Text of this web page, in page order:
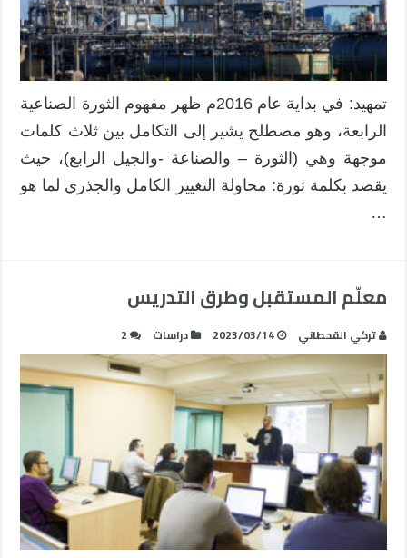
تمهيد: في بداية عام 2016م ظهر مفهوم الثورة الصناعية
الرابعة، وهو مصطلح يشير إلى التكامل بين ثلاث كلمات
موجهة وهي (الثورة – والصناعة -والجيل الرابع)، حيث
يقصد بكلمة ثورة: محاولة التغيير الكامل والجذري لما هو
…
معلّم المستقبل وطرق التدريس
تركي القحطاني 2023/03/14 دراسات 2